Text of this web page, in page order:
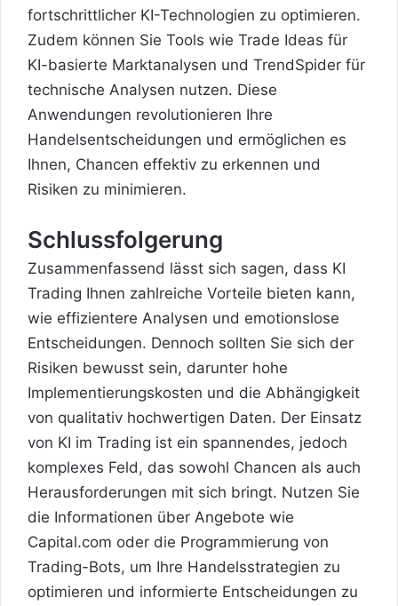
fortschrittlicher KI-Technologien zu optimieren.
Zudem können Sie Tools wie Trade Ideas für
KI-basierte Marktanalysen und TrendSpider für
technische Analysen nutzen. Diese
Anwendungen revolutionieren Ihre
Handelsentscheidungen und ermöglichen es
Ihnen, Chancen effektiv zu erkennen und
Risiken zu minimieren.
Schlussfolgerung
Zusammenfassend lässt sich sagen, dass KI
Trading Ihnen zahlreiche Vorteile bieten kann,
wie effizientere Analysen und emotionslose
Entscheidungen. Dennoch sollten Sie sich der
Risiken bewusst sein, darunter hohe
Implementierungskosten und die Abhängigkeit
von qualitativ hochwertigen Daten. Der Einsatz
von KI im Trading ist ein spannendes, jedoch
komplexes Feld, das sowohl Chancen als auch
Herausforderungen mit sich bringt. Nutzen Sie
die Informationen über Angebote wie
Capital.com oder die Programmierung von
Trading-Bots, um Ihre Handelsstrategien zu
optimieren und informierte Entscheidungen zu